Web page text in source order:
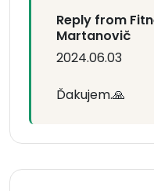
Reply from
Martanovič
2024.06.03
Ďakujem.🙏